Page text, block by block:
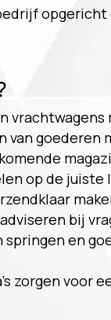
van
op de
bij
springen en
zorgen voor